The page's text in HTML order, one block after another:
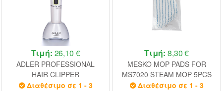
Τιμή: 26,10 €
ADLER PROFESSIONAL
HAIR CLIPPER
Διαθέσιμο σε 1 - 3
Τιμή: 8,30 €
MESKO MOP PADS FOR
MS7020 STEAM MOP 5PCS
Διαθέσιμο σε 1 - 3